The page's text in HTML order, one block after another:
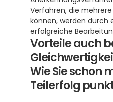
Verfahren, die
können, werden durch
erfolgreiche
Vorteile auch
Wie Sie schon
Teilerfolg